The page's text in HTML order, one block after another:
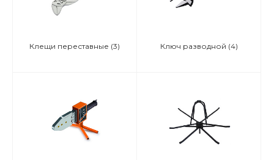
Клещи переставные (3) Ключ разводной (4)